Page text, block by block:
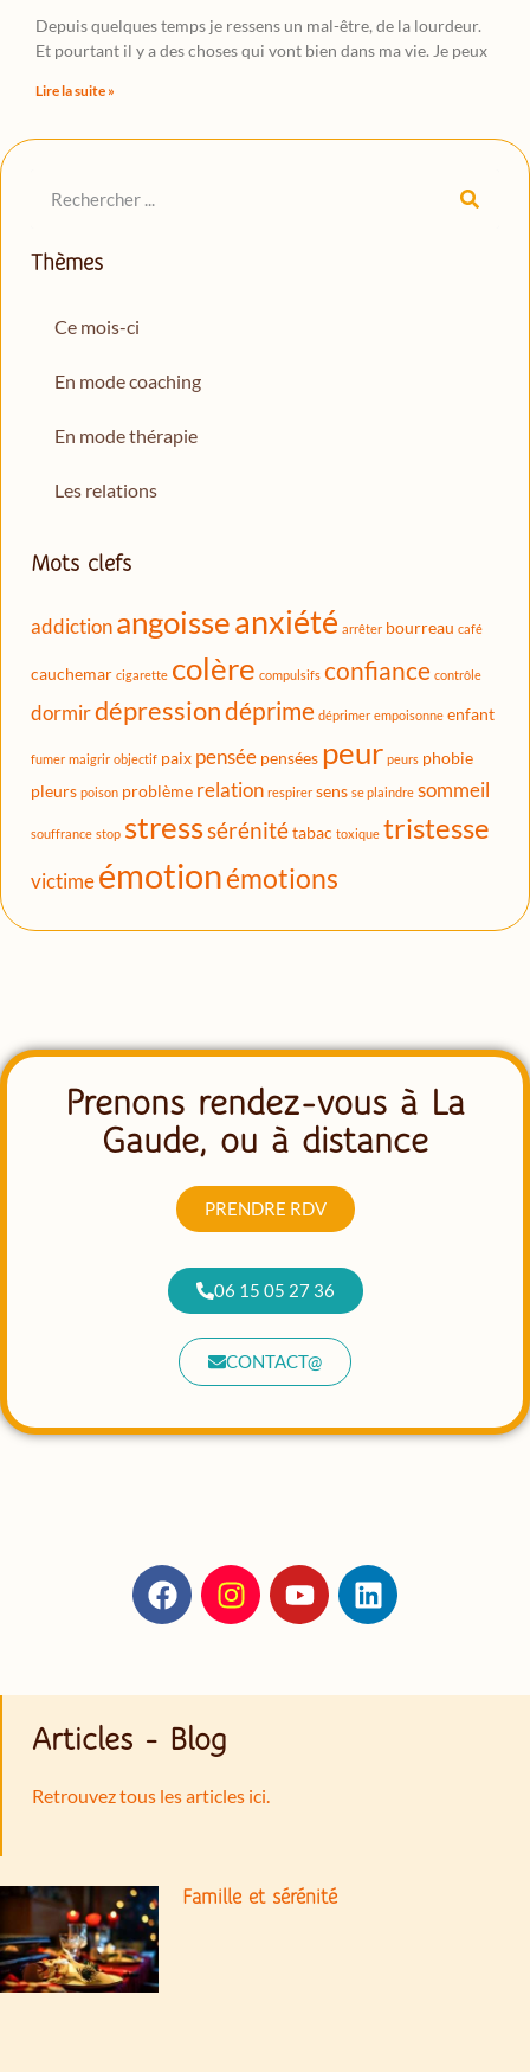
Depuis quelques temps je ressens un mal-être, de la lourdeur.
Et pourtant il y a des choses qui vont bien dans ma vie. Je peux
Lire la suite »
Thèmes
Ce mois-ci
En mode coaching
En mode thérapie
Les relations
Mots clefs
addictionangoisseanxiété arrêter bourreau café
cauchemar cigarette colère compulsifs confiance contrôle
dormirdépressiondéprime déprimer empoisonne enfant
fumer maigrir objectif paix pensée pensées peur peurs phobie
pleurs poison problème relation respirer sens se plaindre sommeil
souffrance stop stresssérénitétabac toxique tristesse
victimeémotionémotions
Prenons rendez-vous à La
Gaude, ou à distance
PRENDRE RDV
06 15 05 27 36
CONTACT@
Articles - Blog
Retrouvez tous les articles ici.
Famille et sérénité